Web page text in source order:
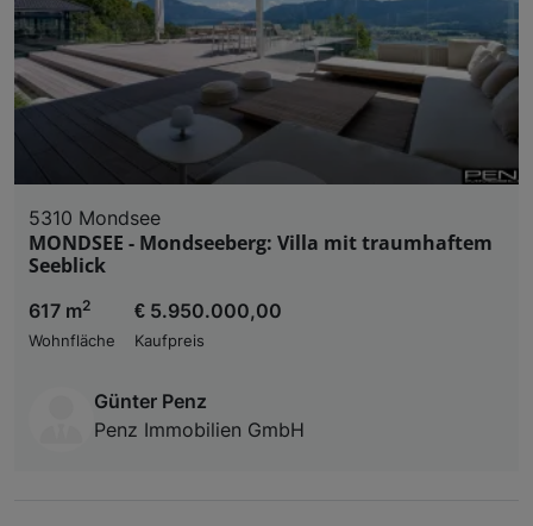
5310 Mondsee
MONDSEE - Mondseeberg: Villa mit traumhaftem
Seeblick
617 m2
Wohnfläche
€ 5.950.000,00
Kaufpreis
Günter Penz
Penz Immobilien GmbH